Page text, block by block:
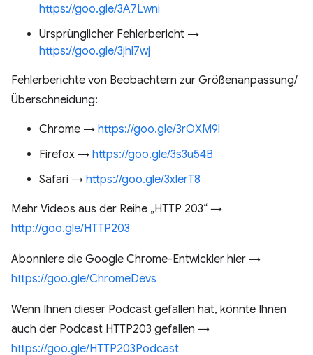
https://goo.gle/3A7Lwni
Ursprünglicher Fehlerbericht →
https://goo.gle/3jhl7wj
Fehlerberichte von Beobachtern zur Größenanpassung/
Überschneidung:
Chrome → https://goo.gle/3rOXM9l
Firefox → https://goo.gle/3s3u54B
Safari → https://goo.gle/3xlerT8
Mehr Videos aus der Reihe „HTTP 203“ →
http://goo.gle/HTTP203
Abonniere die Google Chrome-Entwickler hier →
https://goo.gle/ChromeDevs
Wenn Ihnen dieser Podcast gefallen hat, könnte Ihnen
auch der Podcast HTTP203 gefallen →
https://goo.gle/HTTP203Podcast